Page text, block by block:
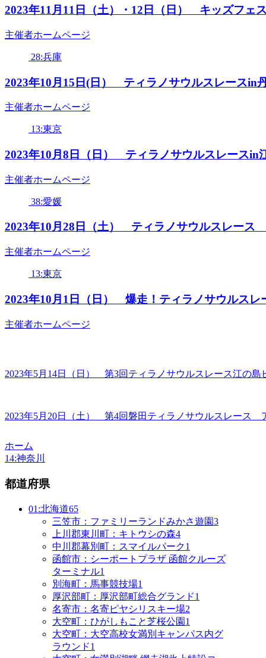
2023年11月11日（土）・12日（日） キッズフェ
主催者ホームページ
28:兵庫
2023年10月15日(日） ティラノサウルスレースin
主催者ホームページ
13:東京
2023年10月8日（日） ティラノサウルスレース
主催者ホームページ
38:愛媛
2023年10月28日（土） ティラノサウルスレース
主催者ホームページ
13:東京
2023年10月1日（日） 爆走！ティラノサウルス
主催者ホームページ
2023年5月14日（日） 第3回ティラノサウルスレース江の
2023年5月20日（土） 第4回磐田ティラノサウルスレース
ホーム
14:神奈川
都道府県
01:北海道65
三笠市：ファミリーランドみかさ遊園3
上川郡東川町：キトウシの森4
中川郡幕別町：スマイルパーク1
函館市：シーポートプラザ 函館クルーズ
ターミナル1
別海町：馬事競技場1
厚沢部町：厚沢部町総合グランド1
名寄市：名寄ピヤシリスキー場2
大空町：ひがしもこと芝桜公園 1
大空町：大空高校女満別キャンパス内グ
ラウンド1